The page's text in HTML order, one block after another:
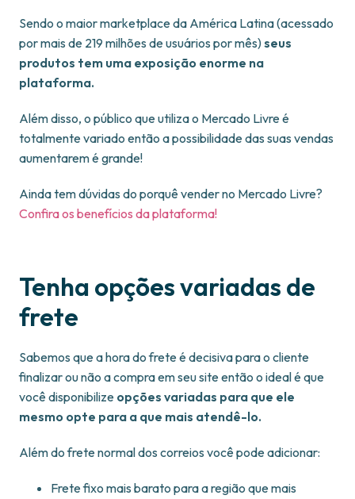
Sendo o maior marketplace da América Latina (acessado
por mais de 219 milhões de usuários por mês)seus
produtos tem uma exposição enorme na
plataforma.
Além disso, o público que utiliza o Mercado Livre é
totalmente variado então a possibilidade das suas vendas
aumentarem é grande!
Ainda tem dúvidas do porquê vender no Mercado Livre?
Confira os benefícios da plataforma!
Tenha opções variadas de
frete
Sabemos que a hora do frete é decisiva para o cliente
finalizar ou não a compra em seu site então o ideal é que
você disponibilize opções variadas para que ele
mesmo opte para a que mais atendê-lo.
Além do frete normal dos correios você pode adicionar:
Frete fixo mais barato para a região que mais